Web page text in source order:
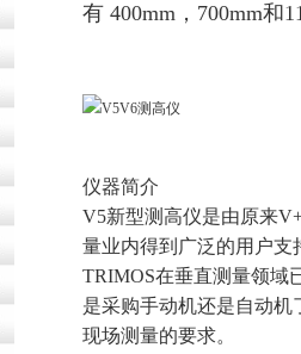
有 400mm，700mm和
仪器简介
V5新型测高仪是由原来
量业内得到广泛的用户支
TRIMOS在垂直测量领域
是采购手动机还是自动
现场测量的要求。